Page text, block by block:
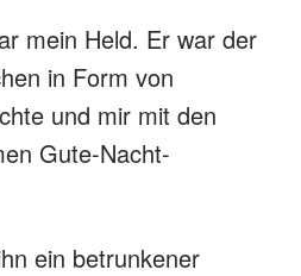
mein Held. Er war der
in Form von
und mir mit den
Gute-Nacht-
ein betrunkener